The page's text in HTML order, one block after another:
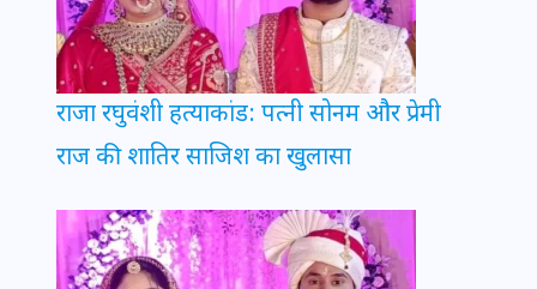
राजा रघुवंशी हत्याकांड: पत्नी सोनम और प्रेमी
राज की शातिर साजिश का खुलासा